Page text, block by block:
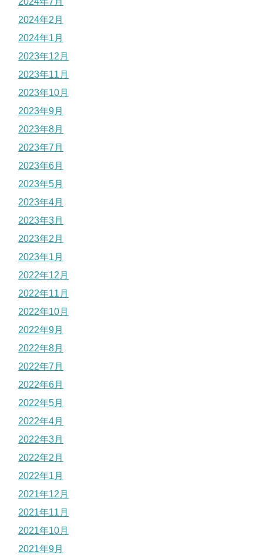
2024年2月
2024年1月
2023年12月
2023年11月
2023年10月
2023年9月
2023年8月
2023年7月
2023年6月
2023年5月
2023年4月
2023年3月
2023年2月
2023年1月
2022年12月
2022年11月
2022年10月
2022年9月
2022年8月
2022年7月
2022年6月
2022年5月
2022年4月
2022年3月
2022年2月
2022年1月
2021年12月
2021年11月
2021年10月
2021年9月